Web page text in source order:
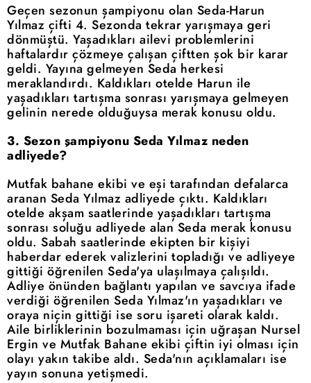
Geçen sezonun şampiyonu olan Seda-Harun
Yılmaz çifti 4. Sezonda tekrar yarışmaya geri
dönmüştü. Yaşadıkları ailevi problemlerini
haftalardır çözmeye çalışan çiftten şok bir karar
geldi. Yayına gelmeyen Seda herkesi
meraklandırdı. Kaldıkları otelde Harun ile
yaşadıkları tartışma sonrası yarışmaya gelmeyen
gelinin nerede olduğuysa merak konusu oldu.
3. Sezon şampiyonu Seda Yılmaz neden
adliyede?
Mutfak bahane ekibi ve eşi tarafından defalarca
aranan Seda Yılmaz adliyede çıktı. Kaldıkları
otelde akşam saatlerinde yaşadıkları tartışma
sonrası soluğu adliyede alan Seda merak konusu
oldu. Sabah saatlerinde ekipten bir kişiyi
haberdar ederek valizlerini topladığı ve adliyeye
gittiği öğrenilen Seda'ya ulaşılmaya çalışıldı.
Adliye önünden bağlantı yapılan ve savcıya ifade
verdiği öğrenilen Seda Yılmaz'ın yaşadıkları ve
oraya niçin gittiği ise soru işareti olarak kaldı.
Aile birliklerinin bozulmaması için uğraşan Nursel
Ergin ve Mutfak Bahane ekibi çiftin iyi olması için
olayı yakın takibe aldı. Seda'nın açıklamaları ise
yayın sonuna yetişmedi.